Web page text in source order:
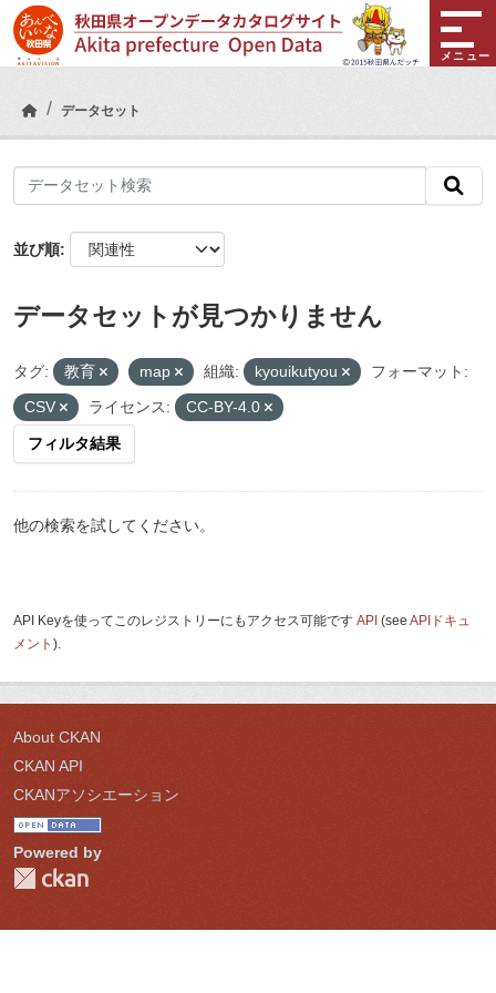
Skip to main content
メニュー
データセット
並び順
データセットが見つかりません
タグ: 教育 map 組織: kyouikutyou
フォーマット:
CSV
ライセンス: CC-BY-4.0
フィルタ結果
他の検索を試してください。
API Keyを使ってこのレジストリーにもアクセス可能です API (see APIドキュ
メント ).
About CKAN
CKAN API
CKANアソシエーション
Powered by